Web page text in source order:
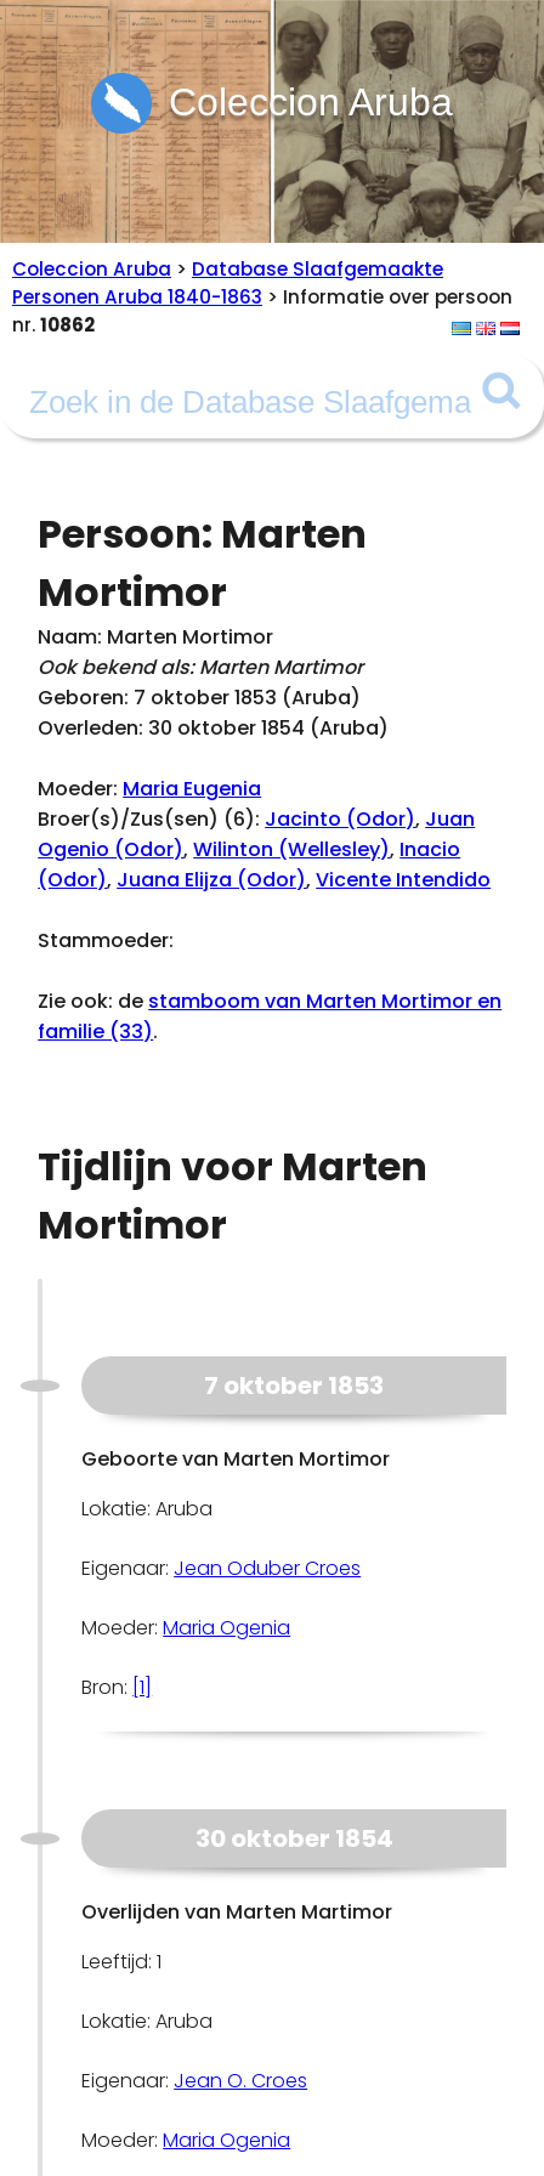
Coleccion Aruba
Coleccion Aruba > Database Slaafgemaakte
Personen Aruba 1840-1863 > Informatie over persoon
nr.10862
Persoon: Marten
Mortimor
Naam: Marten Mortimor
Ook bekend als: Marten Martimor
Geboren: 7 oktober 1853 (Aruba)
Overleden: 30 oktober 1854 (Aruba)
Moeder: Maria Eugenia
Broer(s)/Zus(sen) (6): Jacinto (Odor), Juan
Ogenio (Odor),Wilinton (Wellesley), Inacio
(Odor), Juana Elijza (Odor),Vicente Intendido
Stammoeder:
Zie ook: de stamboom van Marten Mortimor en
familie (33).
Tijdlijn voor Marten
Mortimor
7 oktober 1853
Geboorte van Marten Mortimor
Lokatie: Aruba
Eigenaar: Jean Oduber Croes
Moeder:Maria Ogenia
Bron: [1]
30 oktober 1854
Overlijden van Marten Martimor
Leeftijd: 1
Lokatie: Aruba
Eigenaar: Jean O. Croes
Moeder:Maria Ogenia